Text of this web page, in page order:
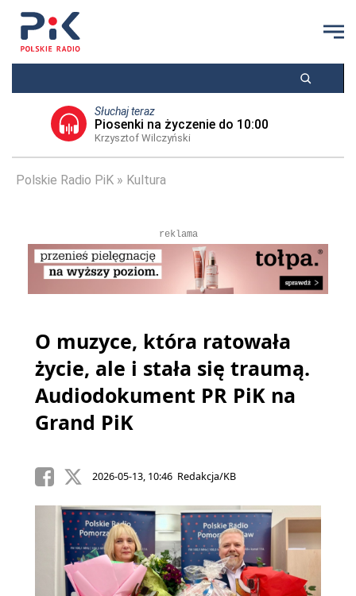
Słuchaj teraz
Piosenki na życzenie do 10:00
Krzysztof Wilczyński
Polskie Radio PiK Kultura
reklama
O muzyce, która ratowała
życie, ale i stała się traumą.
Audiodokument PR PiK na
Grand PiK
2026-05-13, 10:46 Redakcja/KB